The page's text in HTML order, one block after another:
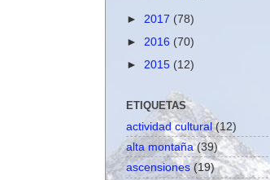
► 2017 (78)
► 2016 (70)
► 2015 (12)
ETIQUETAS
actividad cultural (12)
alta montaña (39)
ascensiones (19)